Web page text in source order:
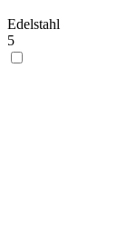
Edelstahl
5